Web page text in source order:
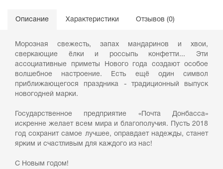
Описание Характеристики Отзывов (0)
Морозная свежесть, запах мандаринов и хвои,
сверкающие ёлки и россыпь конфетти... Эти
ассоциативные приметы Нового года создают особое
волшебное настроение. Есть ещё один символ
приближающегося праздника - традиционный выпуск
новогодней марки.
Государственное предприятие «Почта Донбасса»
искренне желает всем мира и благополучия. Пусть 2018
год сохранит самое лучшее, оправдает надежды, станет
ярким и счастливым для каждого из нас!
С Новым годом!